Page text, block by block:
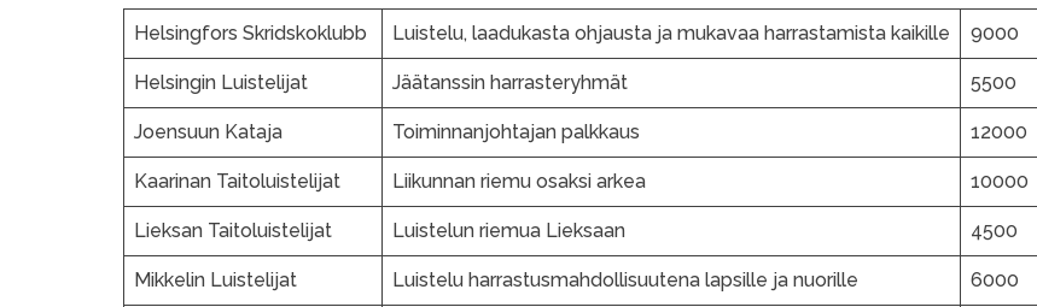
Helsingfors Skridskoklubb Luistelu, laadukasta ohjausta ja mukavaa harrastamista kaikille 9000
Helsingin Luistelijat Jäätanssin harrasteryhmät 5500
Joensuun Kataja Toiminnanjohtajan palkkaus 12000
Kaarinan Taitoluistelijat Liikunnan riemu osaksi arkea 10000
Lieksan Taitoluistelijat Luistelun riemua Lieksaan 4500
Mikkelin Luistelijat Luistelu harrastusmahdollisuutena lapsille ja nuorille 6000